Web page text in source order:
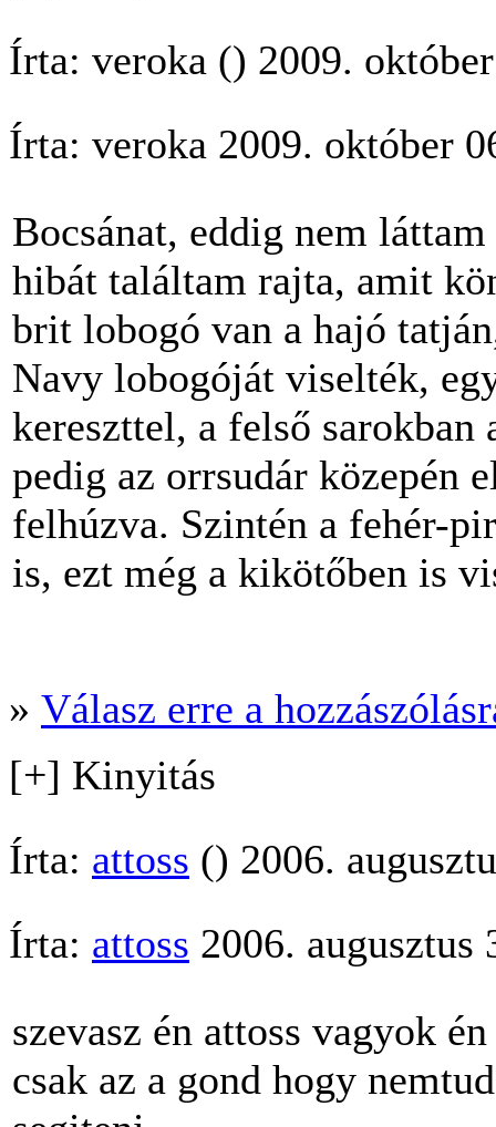
Írta: veroka () 2009.
Írta: veroka 2009. október
Bocsánat, eddig nem
hibát találtam rajta, amit
brit lobogó van a hajó
Navy lobogóját viselték,
kereszttel, a felső
pedig az orrsudár közepén
felhúzva. Szintén a fehér-
is, ezt még a kikötőben is
» Válasz erre a
[+] Kinyitás
Írta: attoss () 2006.
Írta: attoss 2006.
szevasz én attoss vagyok
csak az a gond hogy